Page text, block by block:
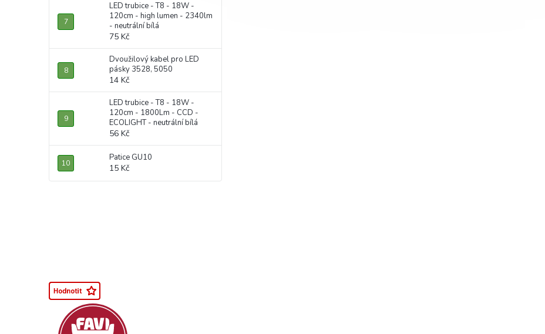
LED trubice - T8 - 18W -
120cm - high lumen - 2340lm
- neutrální bílá
75 Kč
Dvoužilový kabel pro LED
pásky 3528, 5050
14 Kč
LED trubice - T8 - 18W -
120cm - 1800Lm - CCD -
ECOLIGHT - neutrální bílá
56 Kč
Patice GU10
15 Kč